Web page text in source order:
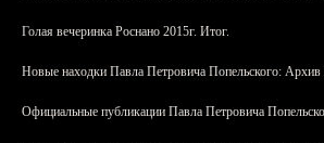
Голая вечеринка Роснано 2015г. Итог.
Новые находки Павла Петровича Попельского:
Официальные публикации Павла Петровича